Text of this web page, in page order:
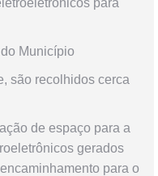
para
Município
são recolhidos cerca
de espaço para a
gerados
para o